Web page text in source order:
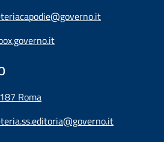
Roma